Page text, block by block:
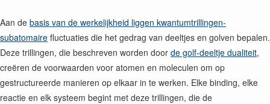
Aan de basis van de werkelijkheid liggen kwantumtrillingen-
subatomaire fluctuaties die het gedrag van deeltjes en golven bepalen.
Deze trillingen, die beschreven worden door de golf-deeltje dualiteit,
creëren de voorwaarden voor atomen en moleculen om op
gestructureerde manieren op elkaar in te werken. Elke binding, elke
reactie en elk systeem begint met deze trillingen, die de